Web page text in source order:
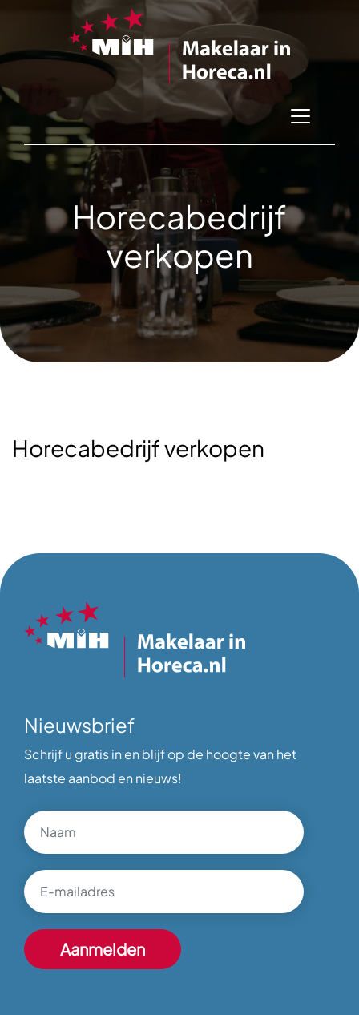
Horecabedrijf
verkopen
Horecabedrijf verkopen
Nieuwsbrief
Schrijf u gratis in en blijf op de hoogte van het
laatste aanbod en nieuws!